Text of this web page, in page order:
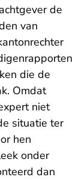
de
van
die de
Omdat
niet
situatie ter
hen
onder
dan